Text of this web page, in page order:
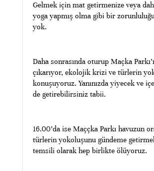
Gelmek için mat getirmenize veya
yoga yapmış olma gibi bir
yok.
Daha sonrasında oturup Maçka
çıkarıyor, ekolojik krizi ve türlerin
konuşuyoruz. Yanınızda yiyecek ve
de getirebilirsiniz tabii.
16.00’da ise Maççka Parkı havuzun
türlerin yokoluşunu gündeme
temsili olarak hep birlikte ölüyoruz.